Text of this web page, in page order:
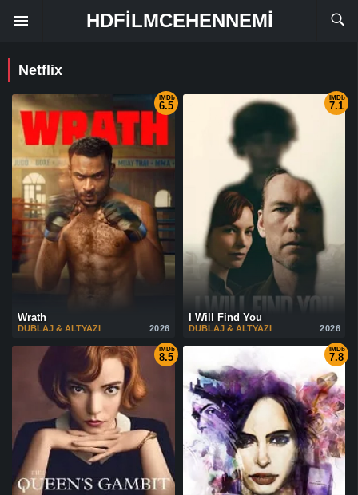
HDFILMCEHENNEMI
Netflix
IMDb
6.5
Wrath
2026
DUBLAJ & ALTYAZI
IMDb
7.1
I Will Find You
2026
DUBLAJ & ALTYAZI
IMDb
8.5
IMDb
7.8